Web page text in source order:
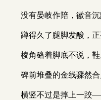
没有晏岐作陪，徽音
蹲得久了腿脚发酸，
棱角硌着脚底不说，
碑前堆叠的金线骤然
横竖不过是摔上一跤